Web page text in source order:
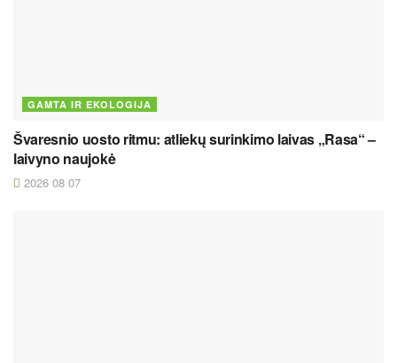
GAMTA IR EKOLOGIJA
Švaresnio uosto ritmu: atliekų surinkimo laivas „Rasa“ –
laivyno naujokė
2026 08 07